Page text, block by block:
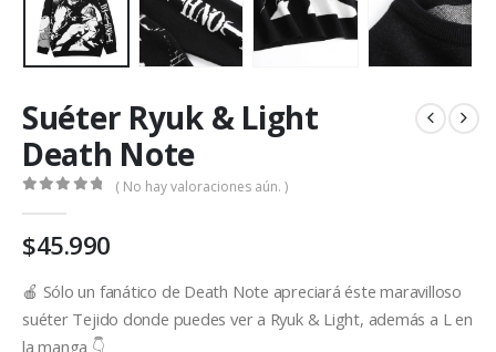
Suéter Ryuk & Light
Death Note
( No hay valoraciones aún. )
$45.990
🍎 Sólo un fanático de Death Note apreciará éste maravilloso
suéter Tejido donde puedes ver a Ryuk & Light, además a L en
la manga 👇